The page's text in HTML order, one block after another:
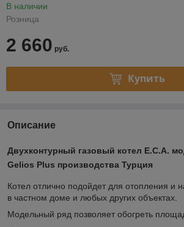
В наличии
Розница
2 660 руб.
Купить
Описание
Двухконтурный газовый котел Е.С.А.
Gelios Plus производства Турция
Котел отлично подойдет для отопления и
в частном доме и любых других объектах.
Модельный ряд позволяет обогреть